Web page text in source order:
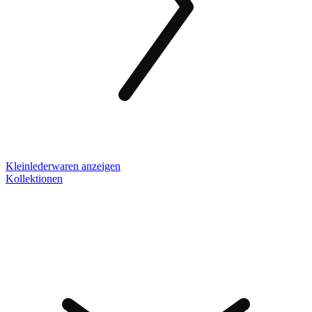
Kleinlederwaren anzeigen
Kollektionen